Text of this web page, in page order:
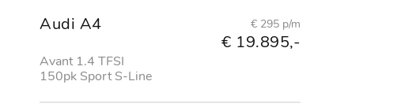
Audi A4
Avant 1.4 TFSI
150pk Sport S-Line
€ 295 p/m
€ 19.895,-